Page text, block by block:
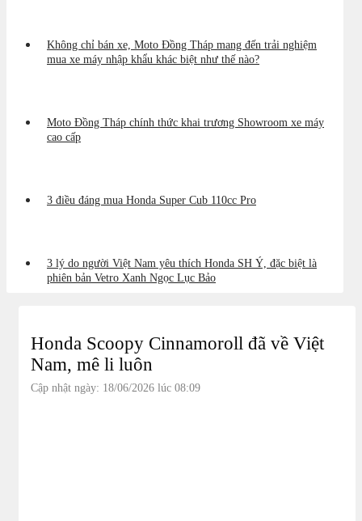
Không chỉ bán xe, Moto Đồng Tháp mang đến trải nghiệm
mua xe máy nhập khẩu khác biệt như thế nào?
Moto Đồng Tháp chính thức khai trương Showroom xe máy
cao cấp
3 điều đáng mua Honda Super Cub 110cc Pro
3 lý do người Việt Nam yêu thích Honda SH Ý, đặc biệt là
phiên bản Vetro Xanh Ngọc Lục Bảo
Honda Scoopy Cinnamoroll đã về Việt
Nam, mê li luôn
Cập nhật ngày: 18/06/2026 lúc 08:09